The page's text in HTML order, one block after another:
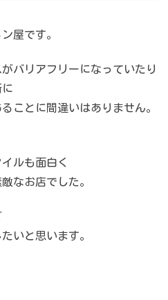
屋です。
バリアフリーになっていたり
ことに間違いはありません。
ルも面白く
なお店でした。
いと思います。